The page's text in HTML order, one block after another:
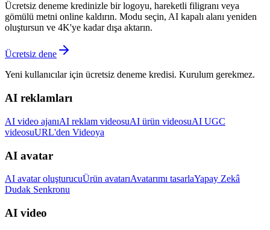
Ücretsiz deneme kredinizle bir logoyu, hareketli filigranı veya
gömülü metni online kaldırın. Modu seçin, AI kapalı alanı yeniden
oluştursun ve 4K'ye kadar dışa aktarın.
Ücretsiz dene
Yeni kullanıcılar için ücretsiz deneme kredisi. Kurulum gerekmez.
AI reklamları
AI video ajanıAI reklam videosuAI ürün videosuAI UGC
videosuURL'den Videoya
AI avatar
AI avatar oluşturucuÜrün avatarıAvatarımı tasarlaYapay Zekâ
Dudak Senkronu
AI video